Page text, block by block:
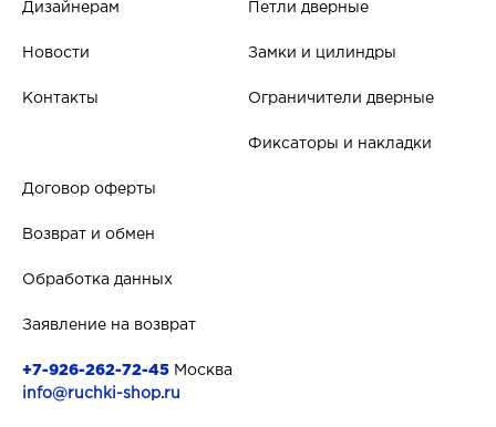
Дизайнерам
Новости
Контакты
Петли дверные
Замки и цилиндры
Ограничители дверные
Фиксаторы и накладки
Договор оферты
Возврат и обмен
Обработка данных
Заявление на возврат
+7-926-262-72-45 Москва
info@ruchki-shop.ru